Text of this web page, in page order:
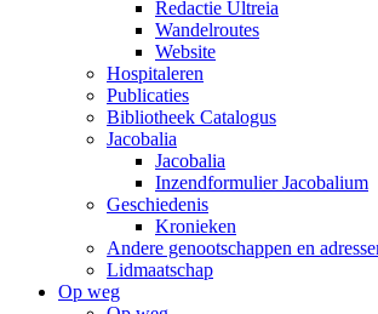
Redactie Ultreia
Wandelroutes
Website
Hospitaleren
Publicaties
Bibliotheek Catalogus
Jacobalia
Jacobalia
Inzendformulier Jacobalium
Geschiedenis
Kronieken
Andere genootschappen en
Lidmaatschap
Op weg